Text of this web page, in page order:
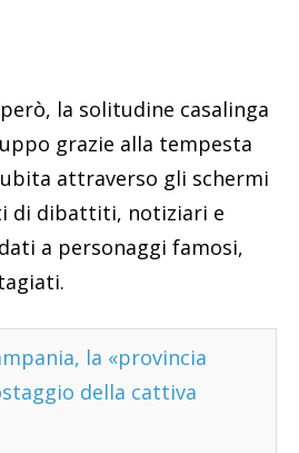
la solitudine casalinga
grazie alla tempesta
attraverso gli schermi
di dibattiti, notiziari e
a personaggi famosi,
la «provincia
della cattiva